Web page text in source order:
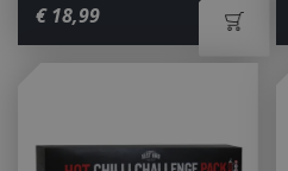
€ 18,99